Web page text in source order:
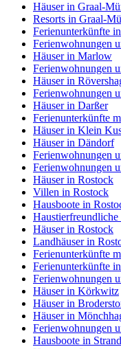
Häuser in Graal-
Resorts in Graal-
Ferienunterkünfte
Ferienwohnungen
Häuser in Marlow
Ferienwohnungen
Häuser in
Ferienwohnungen
Häuser in Darßer
Ferienunterkünfte
Häuser in Klein
Häuser in Dändorf
Ferienwohnungen
Ferienwohnungen
Häuser in Rostock
Villen in Rostock
Hausboote in
Häuser in Rostock
Landhäuser in
Ferienunterkünfte
Ferienunterkünfte
Ferienwohnungen
Häuser in Körkwitz
Häuser in
Häuser in
Ferienwohnungen
Hausboote in